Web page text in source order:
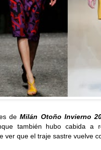
de Milán Otoño Invierno
también hubo cabida a
ver que el traje sastre vuelve